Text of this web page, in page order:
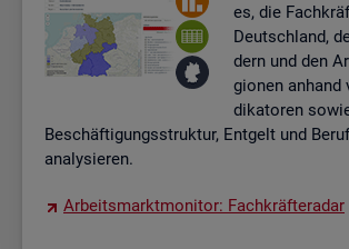
es, die
Deutsch­land,
dern und den
gio­nen
di­ka­to­ren
Be­schäf­ti­gungs­struk­tur, Ent­gelt und
ana­ly­sie­ren.
Ar­beits­markt­mo­ni­tor: Fach­kräf­te­ra­dar